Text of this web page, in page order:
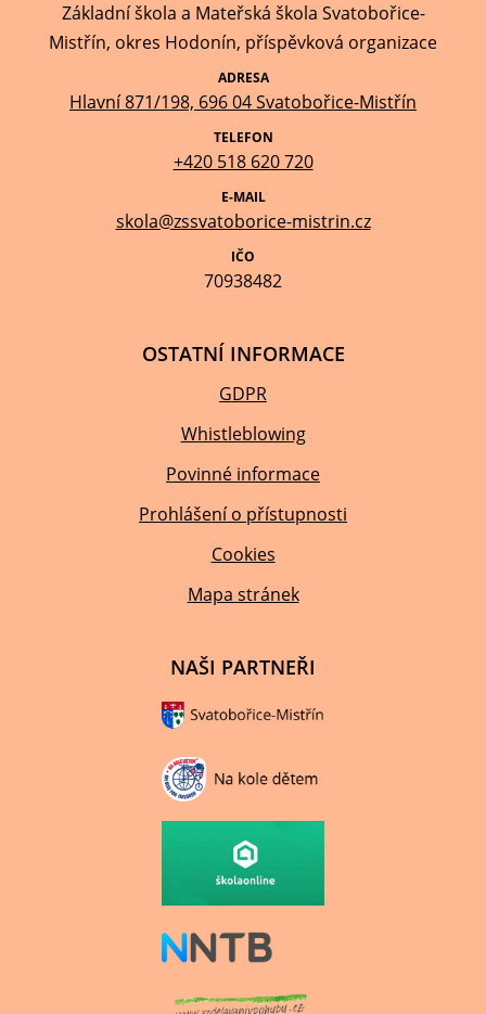
Základní škola a Mateřská škola Svatobořice-
Mistřín, okres Hodonín, příspěvková organizace
ADRESA
Hlavní 871/198, 696 04 Svatobořice-Mistřín
TELEFON
+420 518 620 720
E-MAIL
skola@zssvatoborice-mistrin.cz
IČO
70938482
OSTATNÍ INFORMACE
GDPR
Whistleblowing
Povinné informace
Prohlášení o přístupnosti
Cookies
Mapa stránek
NAŠI PARTNEŘI